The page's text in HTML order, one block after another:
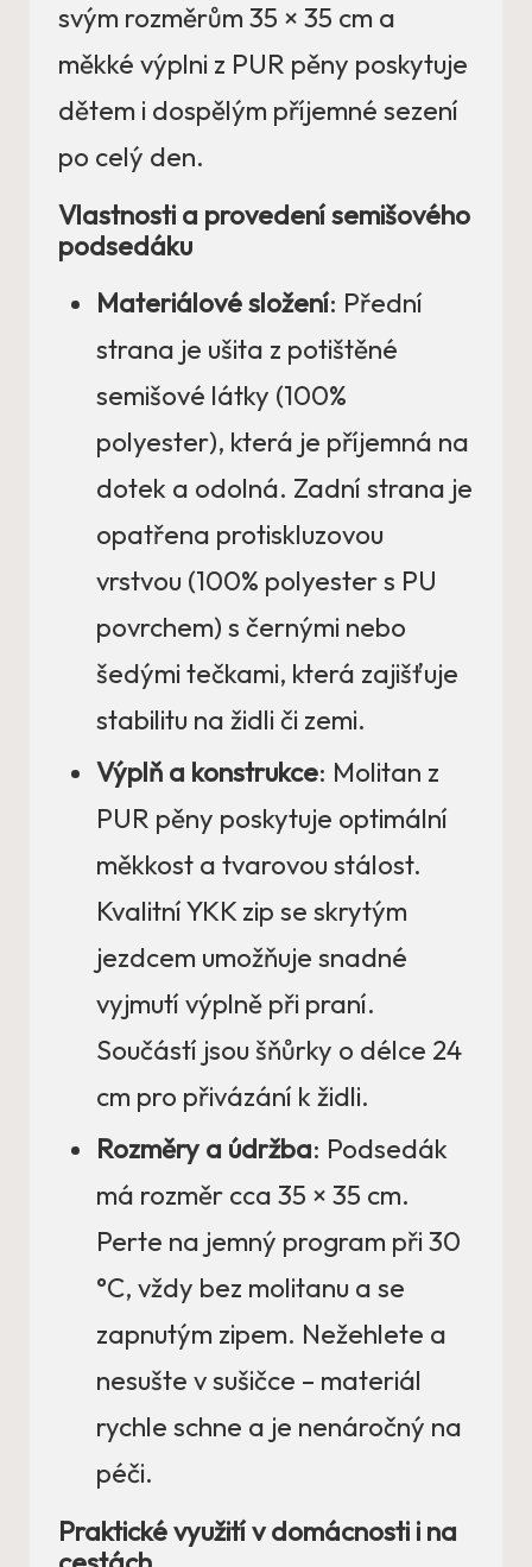
svým rozměrům 35 × 35 cm a
měkké výplni z PUR pěny poskytuje
dětem i dospělým příjemné sezení
po celý den.
Vlastnosti a provedení semišového
podsedáku
Materiálové složení: Přední
strana je ušita z potištěné
semišové látky (100%
polyester), která je příjemná na
dotek a odolná. Zadní strana je
opatřena protiskluzovou
vrstvou (100% polyester s PU
povrchem) s černými nebo
šedými tečkami, která zajišťuje
stabilitu na židli či zemi.
Výplň a konstrukce: Molitan z
PUR pěny poskytuje optimální
měkkost a tvarovou stálost.
Kvalitní YKK zip se skrytým
jezdcem umožňuje snadné
vyjmutí výplně při praní.
Součástí jsou šňůrky o délce 24
cm pro přivázání k židli.
Rozměry a údržba: Podsedák
má rozměr cca 35 × 35 cm.
Perte na jemný program při 30
°C, vždy bez molitanu a se
zapnutým zipem. Nežehlete a
nesušte v sušičce – materiál
rychle schne a je nenáročný na
péči.
Praktické využití v domácnosti i na